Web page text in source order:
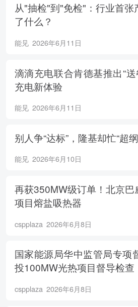
从"抽检"到"免检"：行业首
了什么？
能见 2026年6月11日
滴滴充电联合肯德基推出“
充电新体验
能见 2026年6月11日
别人争“达标”，隆基却忙“超纲
能见 2026年6月10日
再获350MW级订单！北京巴
项目熔盐吸热器
cspplaza 2026年6月8日
国家能源局华中监管局专项
投100MW光热项目督导检查
cspplaza 2026年6月8日